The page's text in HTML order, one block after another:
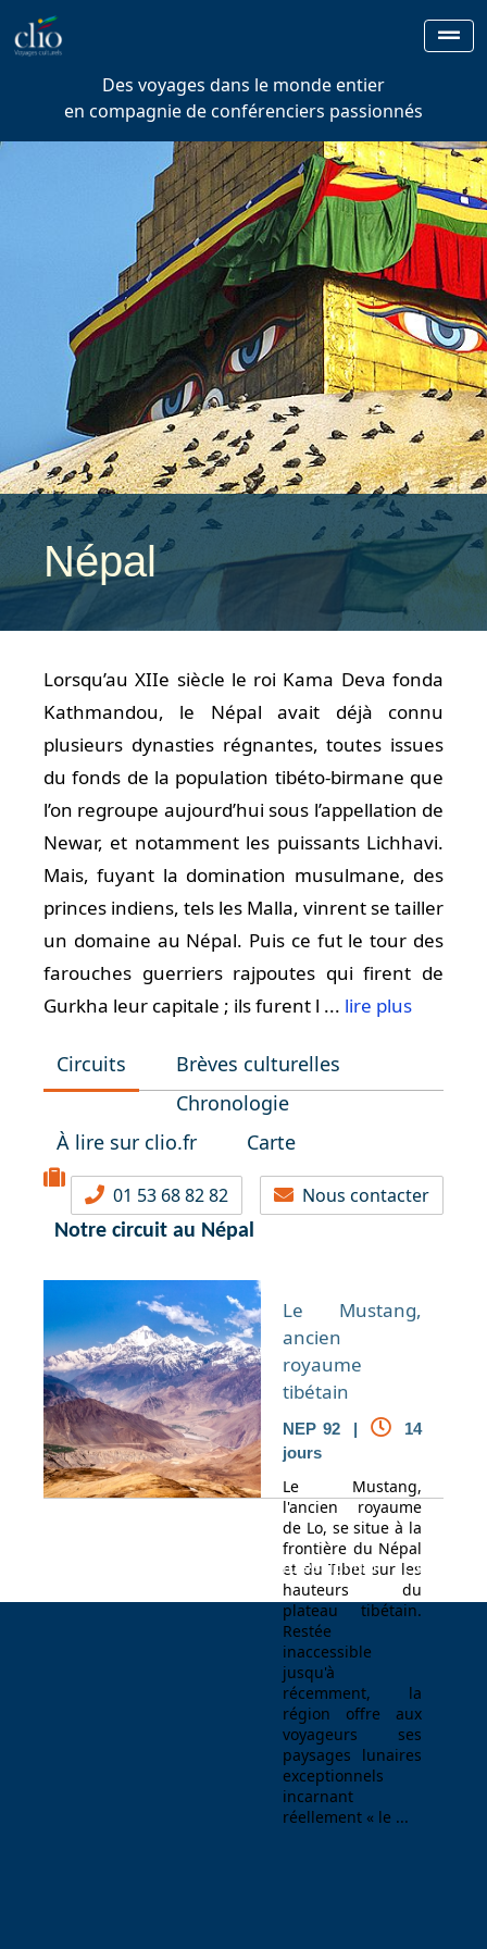
Des voyages dans le monde entier
en compagnie de conférenciers passionnés
Népal
Lorsqu’au XIIe siècle le roi Kama Deva fonda
Kathmandou, le Népal avait déjà connu
plusieurs dynasties régnantes, toutes issues
du fonds de la population tibéto-birmane que
l’on regroupe aujourd’hui sous l’appellation de
Newar, et notamment les puissants Lichhavi.
Mais, fuyant la domination musulmane, des
princes indiens, tels les Malla, vinrent se tailler
un domaine au Népal. Puis ce fut le tour des
farouches guerriers rajpoutes qui firent de
Gurkha leur capitale ; ils furent l ... lire plus
Circuits
Brèves culturelles
Chronologie
À lire sur clio.fr
Carte
01 53 68 82 82 Nous contacter
Notre circuit au Népal
Le Mustang,
ancien
royaume
tibétain
NEP 92 |
14
jours
Le Mustang,
l'ancien royaume
de Lo, se situe à la
frontière du Népal
et du Tibet sur les
hauteurs du
plateau tibétain.
Restée
inaccessible
jusqu'à
récemment, la
région offre aux
voyageurs ses
paysages lunaires
exceptionnels
incarnant
réellement « le ...
Espace professionnel Contact